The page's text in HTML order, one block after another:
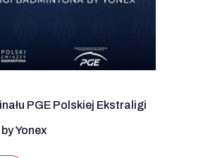
PGE Polskiej Ekstraligi
Yonex